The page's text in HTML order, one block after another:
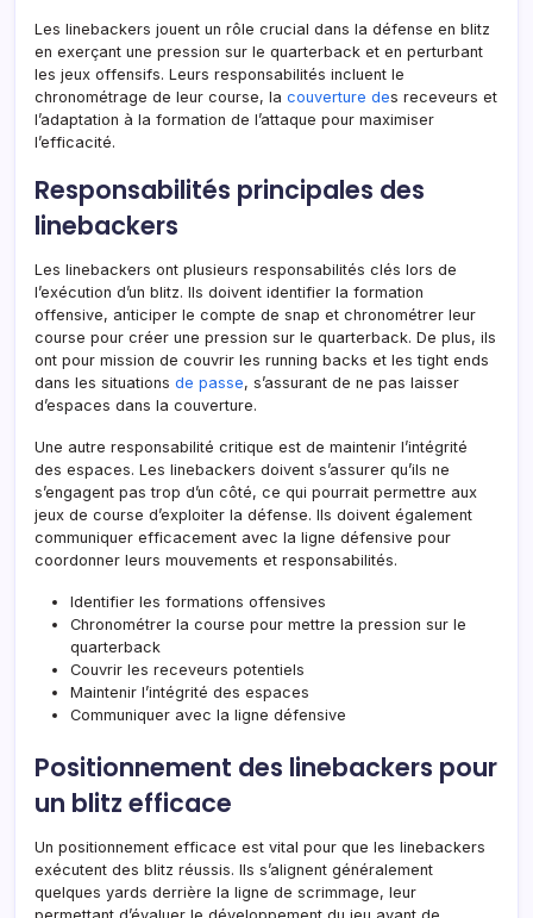
Les linebackers jouent un rôle crucial dans la défense en blitz
en exerçant une pression sur le quarterback et en perturbant
les jeux offensifs. Leurs responsabilités incluent le
chronométrage de leur course, la couverture des receveurs et
l’adaptation à la formation de l’attaque pour maximiser
l’efficacité.
Responsabilités principales des
linebackers
Les linebackers ont plusieurs responsabilités clés lors de
l’exécution d’un blitz. Ils doivent identifier la formation
offensive, anticiper le compte de snap et chronométrer leur
course pour créer une pression sur le quarterback. De plus, ils
ont pour mission de couvrir les running backs et les tight ends
dans les situations de passe, s’assurant de ne pas laisser
d’espaces dans la couverture.
Une autre responsabilité critique est de maintenir l’intégrité
des espaces. Les linebackers doivent s’assurer qu’ils ne
s’engagent pas trop d’un côté, ce qui pourrait permettre aux
jeux de course d’exploiter la défense. Ils doivent également
communiquer efficacement avec la ligne défensive pour
coordonner leurs mouvements et responsabilités.
Identifier les formations offensives
Chronométrer la course pour mettre la pression sur le
quarterback
Couvrir les receveurs potentiels
Maintenir l’intégrité des espaces
Communiquer avec la ligne défensive
Positionnement des linebackers pour
un blitz efficace
Un positionnement efficace est vital pour que les linebackers
exécutent des blitz réussis. Ils s’alignent généralement
quelques yards derrière la ligne de scrimmage, leur